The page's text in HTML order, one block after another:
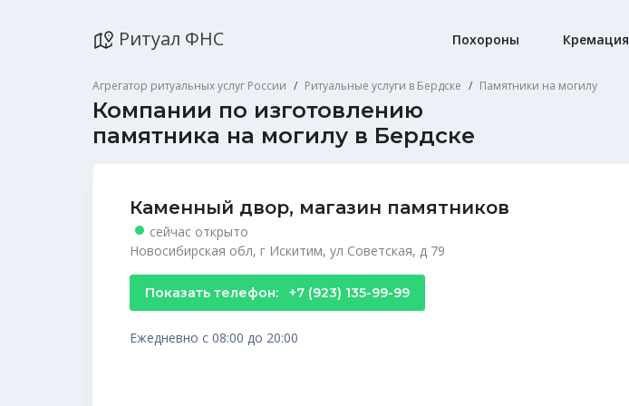
Ритуал ФНС Похороны Кремация
Агрегатор ритуальных услуг России Ритуальные услуги в Бердске Памятники на могилу
Компании по изготовлению
памятника на могилу в Бердске
Каменный двор, магазин памятников
сейчас открыто
Новосибирская обл, г Искитим, ул Советская, д 79
Показать телефон: +7 (923) 135-99-99
Ежедневно с 08:00 до 20:00